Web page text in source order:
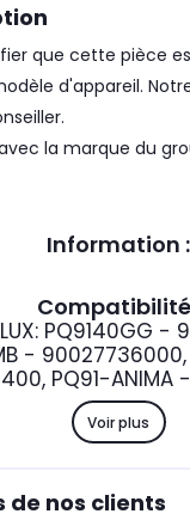
que cette pièce
d'appareil.
marque du groupe :
Information :
PQ9140GG
- 90027736000,
PQ91-ANIMA
Voir plus
de nos clients